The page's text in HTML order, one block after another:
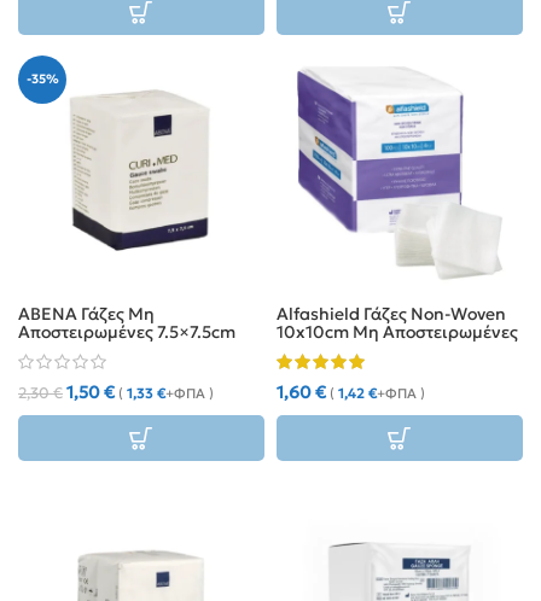
-35%
ABENA Γάζες Μη
Αποστειρωμένες 7.5×7.5cm
8ply (100τμχ)
2,30€ 1,50€ ( 1,33 €+ΦΠΑ )
Alfashield Γάζες Non-Woven
10x10cm Μη Αποστειρωμένες
4ply (100τμχ)
1,60€ ( 1,42 €+ΦΠΑ )